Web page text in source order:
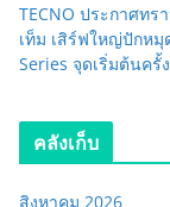
TECNO ประกาศท
เท็ม เสิร์ฟใหญ่ปักหมุ
Series จุดเริ่มต้นครั้
คลังเก็บ
สิงหาคม 2026